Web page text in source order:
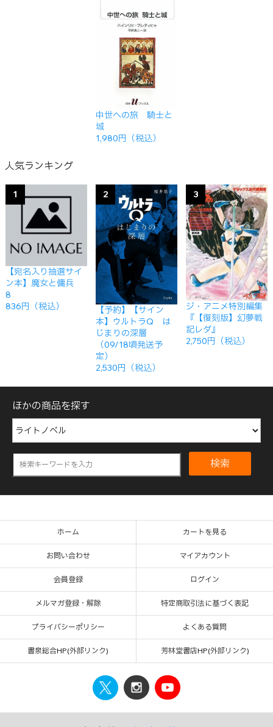
中世への旅 騎士と
城
1,980円（税込）
人気ランキング
1
【宛名入り抽選サイ
ン本】魔女と傭兵
8
836円（税込）
2
【予約】【サイン
本】ウルトラQ は
じまりの深層
（09/18頃発送予
定）
2,530円（税込）
3
ジ・アニメ特別編集
『【復刻版】幻夢戦
記レダ』
2,750円（税込）
ほかの商品を探す
検索
ホーム カートを見る
お問い合わせ マイアカウント
会員登録 ログイン
メルマガ登録・解除 特定商取引法に基づく表記
プライバシーポリシー よくある質問
書泉総合HP(外部リンク) 芳林堂書店HP(外部リンク)